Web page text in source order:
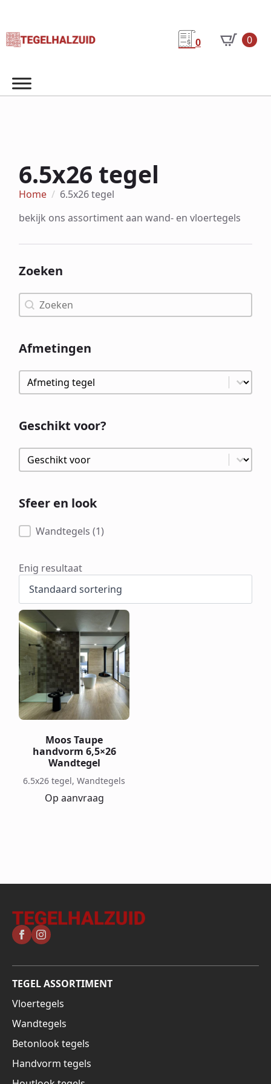
0 0
6.5x26 tegel
Home
6.5x26 tegel
bekijk ons assortiment aan wand- en vloertegels
Zoeken
Zoeken
Zoeken
Afmetingen
Afmetingen
Afmetingen
Geschikt voor?
Geschikt voor?
Geschikt voor?
Sfeer en look
Sfeer en look
Wandtegels(1)
Enig resultaat
6.5x26 tegel, Wandtegels
Moos Taupe
handvorm 6,5×26
Wandtegel
Op aanvraag
TEGEL ASSORTIMENT
Vloertegels
Wandtegels
Betonlook tegels
Handvorm tegels